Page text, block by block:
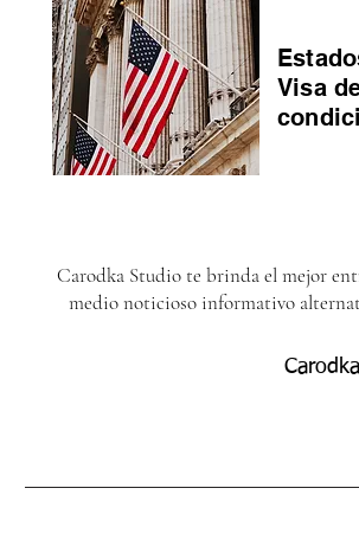
Visa
Carodka Studio te brinda el mejor
medio noticioso informativo